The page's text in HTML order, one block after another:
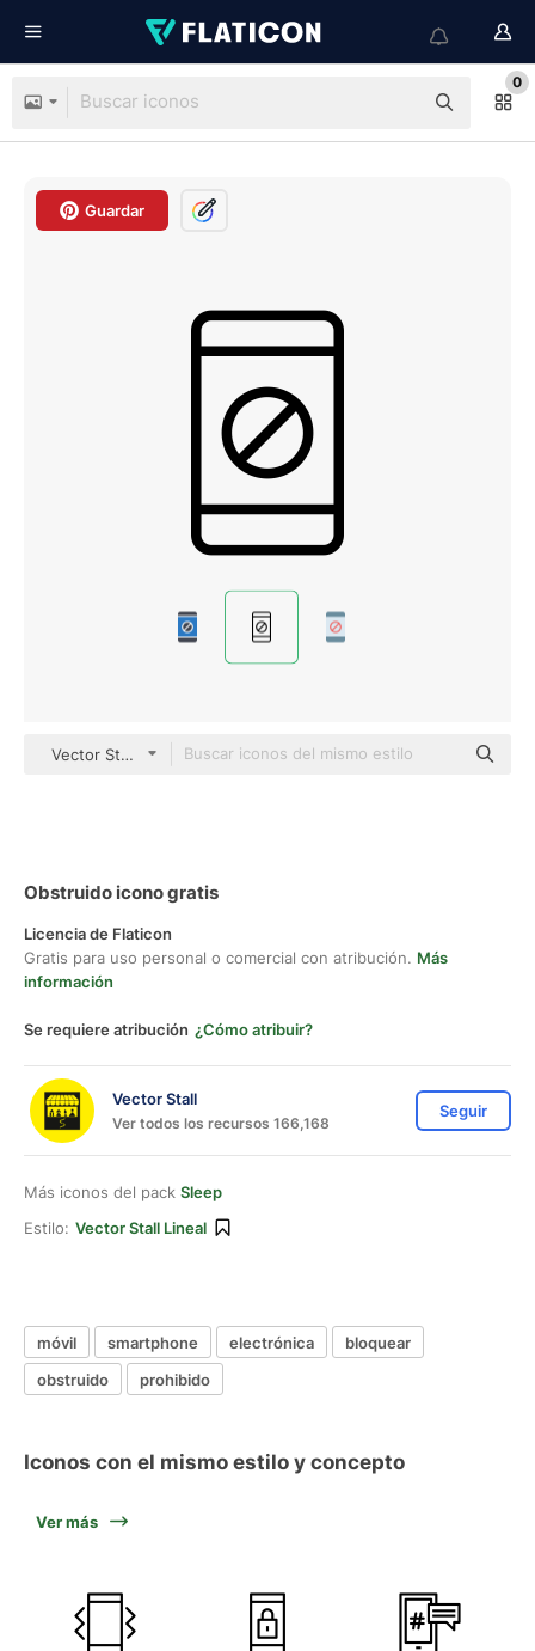
0
Guardar
Vector Stall Lineal
Obstruido icono gratis
Licencia de Flaticon
Gratis para uso personal o comercial con atribución. Más
información
Se requiere atribución ¿Cómo atribuir?
Vector Stall
Ver todos los recursos 166,168
Seguir
Más iconos del pack Sleep
Estilo: Vector Stall Lineal
móvil smartphone electrónica
bloquear
obstruido
prohibido
Iconos con el mismo estilo y concepto
Ver más